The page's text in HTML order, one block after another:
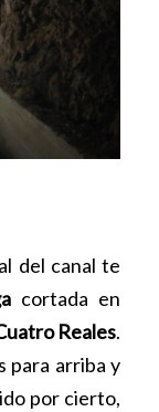
del canal te
cortada en
Reales.
para arriba y
por cierto,